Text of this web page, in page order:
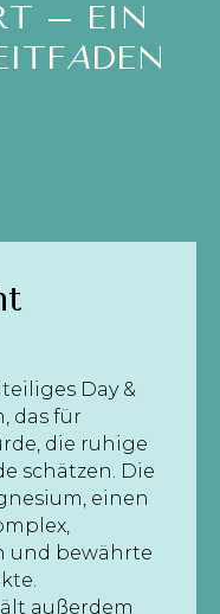
– EIN
ADEN
Day &
das für
die ruhige
schätzen. Die
einen
und bewährte
außerdem